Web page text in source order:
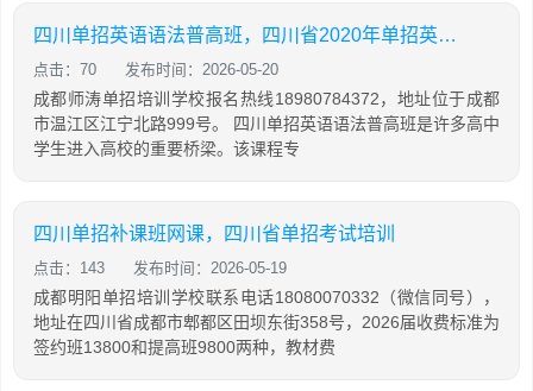
四川单招英语语法普高班，四川省2020年单招英语普高试题及答案
点击：70 发布时间：2026-05-20
成都师涛单招培训学校报名热线18980784372，地址位于成都
市温江区江宁北路999号。 四川单招英语语法普高班是许多高中
学生进入高校的重要桥梁。该课程专
四川单招补课班网课，四川省单招考试培训
点击：143 发布时间：2026-05-19
成都明阳单招培训学校联系电话18080070332（微信同号），
地址在四川省成都市郫都区田坝东街358号，2026届收费标准为
签约班13800和提高班9800两种，教材费